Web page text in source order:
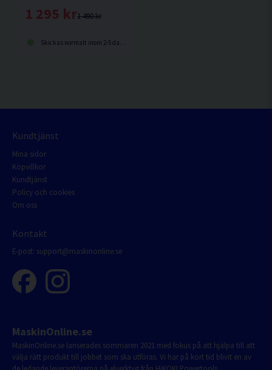
1 490 kr
1 295 kr
Skickas normalt inom 2-5 dagar
Kundtjänst
Mina sidor
Köpvillkor
Kundtjänst
Policy och cookies
Om oss
Kontakt
E-post: support@maskinonline.se
MaskinOnline.se
MaskinOnline.se lanserades sommaren 2021 med fokus på att hjälpa till att
välja rätt produkt till jobbet som ska utföras. Vi har på kort tid blivit en av